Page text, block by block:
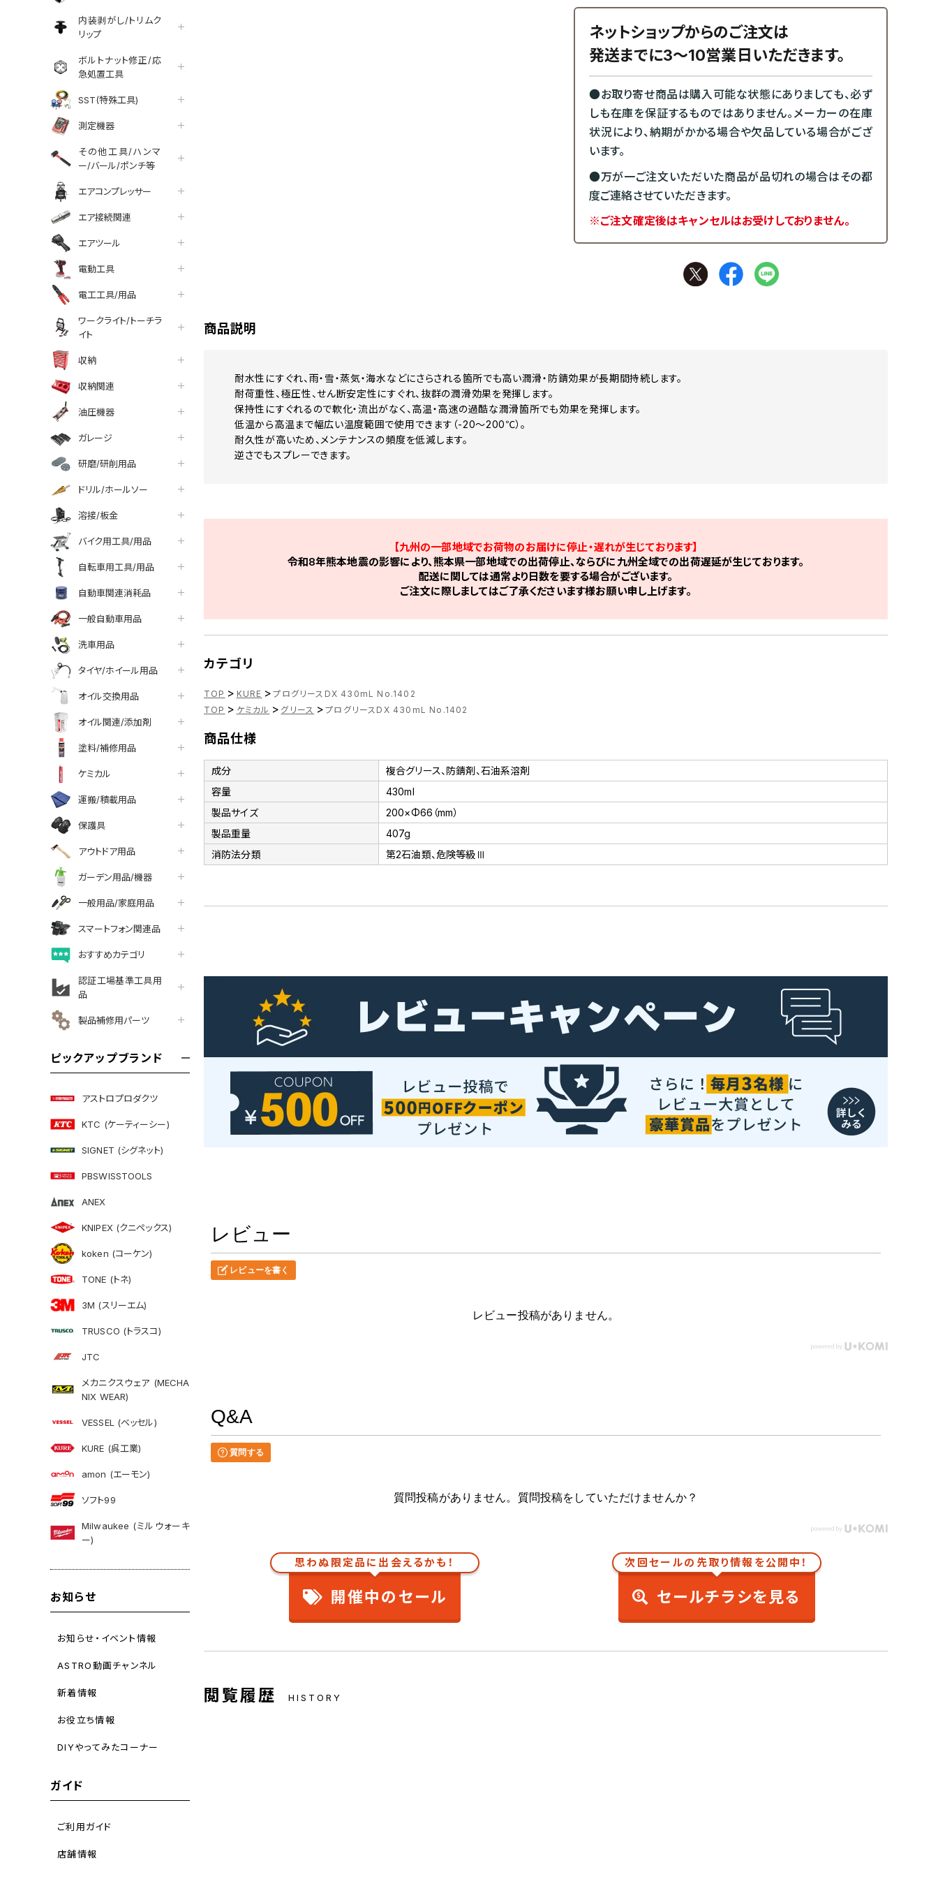
内装剥がし/トリムク
リップ
ボルトナット修正/応
急処置工具
SST(特殊工具)
測定機器
その他工具/ハンマ
ー/バール/ポンチ等
エアコンプレッサー
エア接続関連
エアツール
電動工具
電工工具/用品
ワークライト/トーチラ
イト
収納
収納関連
油圧機器
ガレージ
研磨/研削用品
ドリル/ホールソー
溶接/板金
バイク用工具/用品
自転車用工具/用品
自動車関連消耗品
一般自動車用品
洗車用品
タイヤ/ホイール用品
オイル交換用品
オイル関連/添加剤
塗料/補修用品
ケミカル
運搬/積載用品
保護具
アウトドア用品
ガーデン用品/機器
一般用品/家庭用品
スマートフォン関連品
おすすめカテゴリ
認証工場基準工具用
品
製品補修用パーツ
ピックアップブランド
アストロプロダクツ
KTC (ケーティーシー)
SIGNET (シグネット)
PBSWISSTOOLS
ANEX
KNIPEX (クニペックス)
koken (コーケン)
TONE (トネ)
3M (スリーエム)
TRUSCO (トラスコ)
JTC
メカニクスウェア (MECHA
NIX WEAR)
VESSEL (ベッセル)
KURE (呉工業)
amon (エーモン)
ソフト99
Milwaukee (ミルウォーキ
ー)
お知らせ
お知らせ・イベント情報
ASTRO動画チャンネル
新着情報
お役立ち情報
DIYやってみたコーナー
ガイド
ご利用ガイド
店舗情報
ネットショップからのご注文は
発送までに3～10営業日いただきます。
●お取り寄せ商品は購入可能な状態にありましても、必ず
しも在庫を保証するものではありません。メーカーの在庫
状況により、納期がかかる場合や欠品している場合がござ
います。
●万が一ご注文いただいた商品が品切れの場合はその都
度ご連絡させていただきます。
※ご注文確定後はキャンセルはお受けしておりません。
facebook
line
商品説明
耐水性にすぐれ、雨・雪・蒸気・海水などにさらされる箇所でも高い潤滑・防錆効果が長期間持続します。
耐荷重性、極圧性、せん断安定性にすぐれ、抜群の潤滑効果を発揮します。
保持性にすぐれるので軟化・流出がなく、高温・高速の過酷な潤滑箇所でも効果を発揮します。
低温から高温まで幅広い温度範囲で使用できます（-20～200℃）。
耐久性が高いため、メンテナンスの頻度を低減します。
逆さでもスプレーできます。
【九州の一部地域でお荷物のお届けに停止・遅れが生じております】
令和8年熊本地震の影響により、熊本県一部地域での出荷停止、ならびに九州全域での出荷遅延が生じております。
配送に関しては通常より日数を要する場合がございます。
ご注文に際しましてはご了承くださいます様お願い申し上げます。
カテゴリ
TOP > KURE > プログリースDX 430mL No.1402
TOP > ケミカル > グリース > プログリースDX 430mL No.1402
商品仕様
成分
複合グリース、防錆剤、石油系溶剤
容量
430ml
製品サイズ
200×Φ66（mm）
製品重量
407g
消防法分類
第2石油類、危険等級Ⅲ
レビュー
レビューを書く
レビュー投稿がありません。
Q&A
質問する
質問投稿がありません。質問投稿をしていただけませんか？
思わぬ限定品に出会えるかも！
開催中のセール
次回セールの先取り情報を公開中！
セールチラシを見る
閲覧履歴 HISTORY